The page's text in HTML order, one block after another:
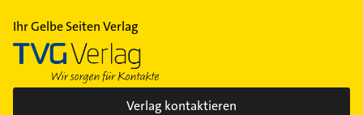
Ihr Gelbe Seiten Verlag
Verlag kontaktieren